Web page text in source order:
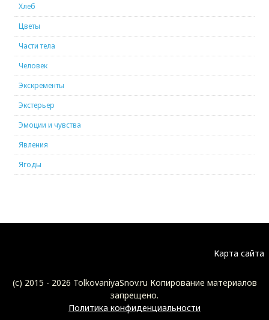
Хлеб
Цветы
Части тела
Человек
Экскременты
Экстерьер
Эмоции и чувства
Явления
Ягоды
Карта сайта
(c) 2015 - 2026 TolkovaniyaSnov.ru Копирование материалов
запрещено.
Политика конфиденциальности